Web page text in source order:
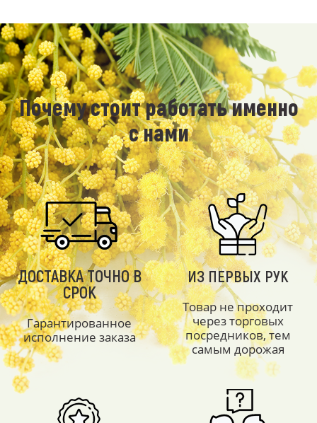
Почему стоит работать именно
с нами
ДОСТАВКА ТОЧНО В
СРОК
Гарантированное
исполнение заказа
ИЗ ПЕРВЫХ РУК
Товар не проходит
через торговых
посредников, тем
самым дорожая